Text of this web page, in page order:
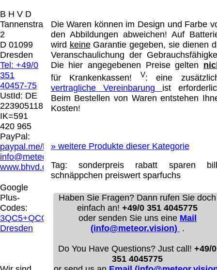
B H V D
Tannenstrasse
2
D 01099
Dresden
Tel: +49/0
351
40457-75
UstId: DE
223905118
IK=591
420 965
PayPal:
paypal.me/blindenhilfsmittel
info@meteor.vision
www.bhvd.de
Google
Plus-
Codes:
3QC5+QCG
Dresden
Die Waren können im Design und Farbe
den Abbildungen abweichen! Auf
wird keineGarantie gegeben, sie dienen
Veranschaulichung der
Die hier angegebenen Preise gelten
für Krankenkassen!
V: eine
vertragliche Vereinbarung ist
Beim Bestellen von Waren entstehen
Kosten!
»weitere Produkte dieser Kategorie
Tag:
sonderpreisrabatt sparen
schnäppchen preiswertsparfuchs
Haben Sie Fragen? Dann rufen Sie doch
einfach an!+49/0 351 4045775
oder senden Sie uns eine Mail
(info@meteor.vision) .
Do You Have Questions? Just call!+49/0
351 4045775
Die in diesem Dokument genannten
Warenzeichen sind Eigentum der jeweiligen
Firmen. Preisänderungen, Irrtümer und
technische Änderungen vorbehalten.
letzte Änderung: 24. Juni 2026 Blinden
Hilfsmittel Vertrieb Dresden,
Mit einem Urteil vom 12.05.1998 - 312 O
85/98 - Haftung für Links hat das Landgericht
Hamburg entschieden, dass man durch die
Anbringung eines Links, die Inhalte der
gelinkten Seite ggf. mit zu verantworten hat.
Dieses kann nur dadurch verhindert werden,
dass man sich ausdrücklich von diesen
Inhalten distanziert. Hiermit distanzieren wir
uns ausdrücklich von allen Inhalten, aller
gelinkten Seiten auf unserer Homepage und
machen uns diese Inhalte nicht zu eigen.
Diese Erklärung gilt für alle auf unserer
Homepage angebrachten Links.
Die Europäische Kommission stellt eine
Plattform zur Online-Streitbeilegung (OS)
bereit. Die Plattform finden Sie unter